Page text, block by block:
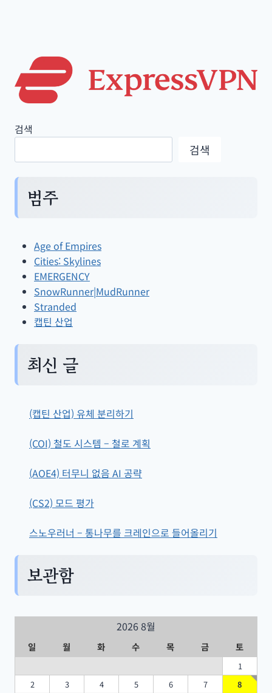
검색
검색
범주
Age of Empires
Cities: Skylines
EMERGENCY
SnowRunner|MudRunner
Stranded
캡틴 산업
최신 글
(캡틴 산업) 유체 분리하기
(COI) 철도 시스템 – 철로 계획
(AOE4) 터무니 없음 AI 공략
(CS2) 모드 평가
스노우러너 – 통나무를 크레인으로 들어올리기
보관함
2026 8월
일 월 화 수 목 금 토
1
2
3 4 5 6 7
8